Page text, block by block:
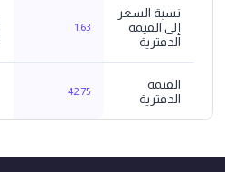
نسبة السعر
إلى القيمة
الدفترية
1.63
القيمة
الدفترية
42.75